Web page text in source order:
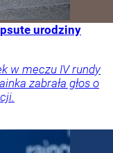
urodziny
w meczu IV rundy
zabrała głos o